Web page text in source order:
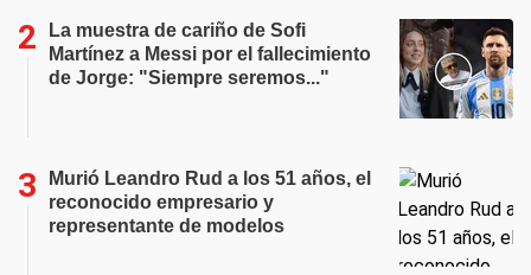
La muestra de cariño de Sofi
Martínez a Messi por el fallecimiento
de Jorge: "Siempre seremos..."
Murió Leandro Rud a los 51 años, el
reconocido empresario y
representante de modelos